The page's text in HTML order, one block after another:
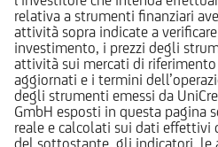
relativa a strumenti finanziari
attività sopra indicate a
investimento, i prezzi degli
attività sui mercati di
aggiornati e i termini
degli strumenti emessi da
GmbH esposti in questa pagina
reale e calcolati sui dati effettivi
del sottostante, gli indicatori, le